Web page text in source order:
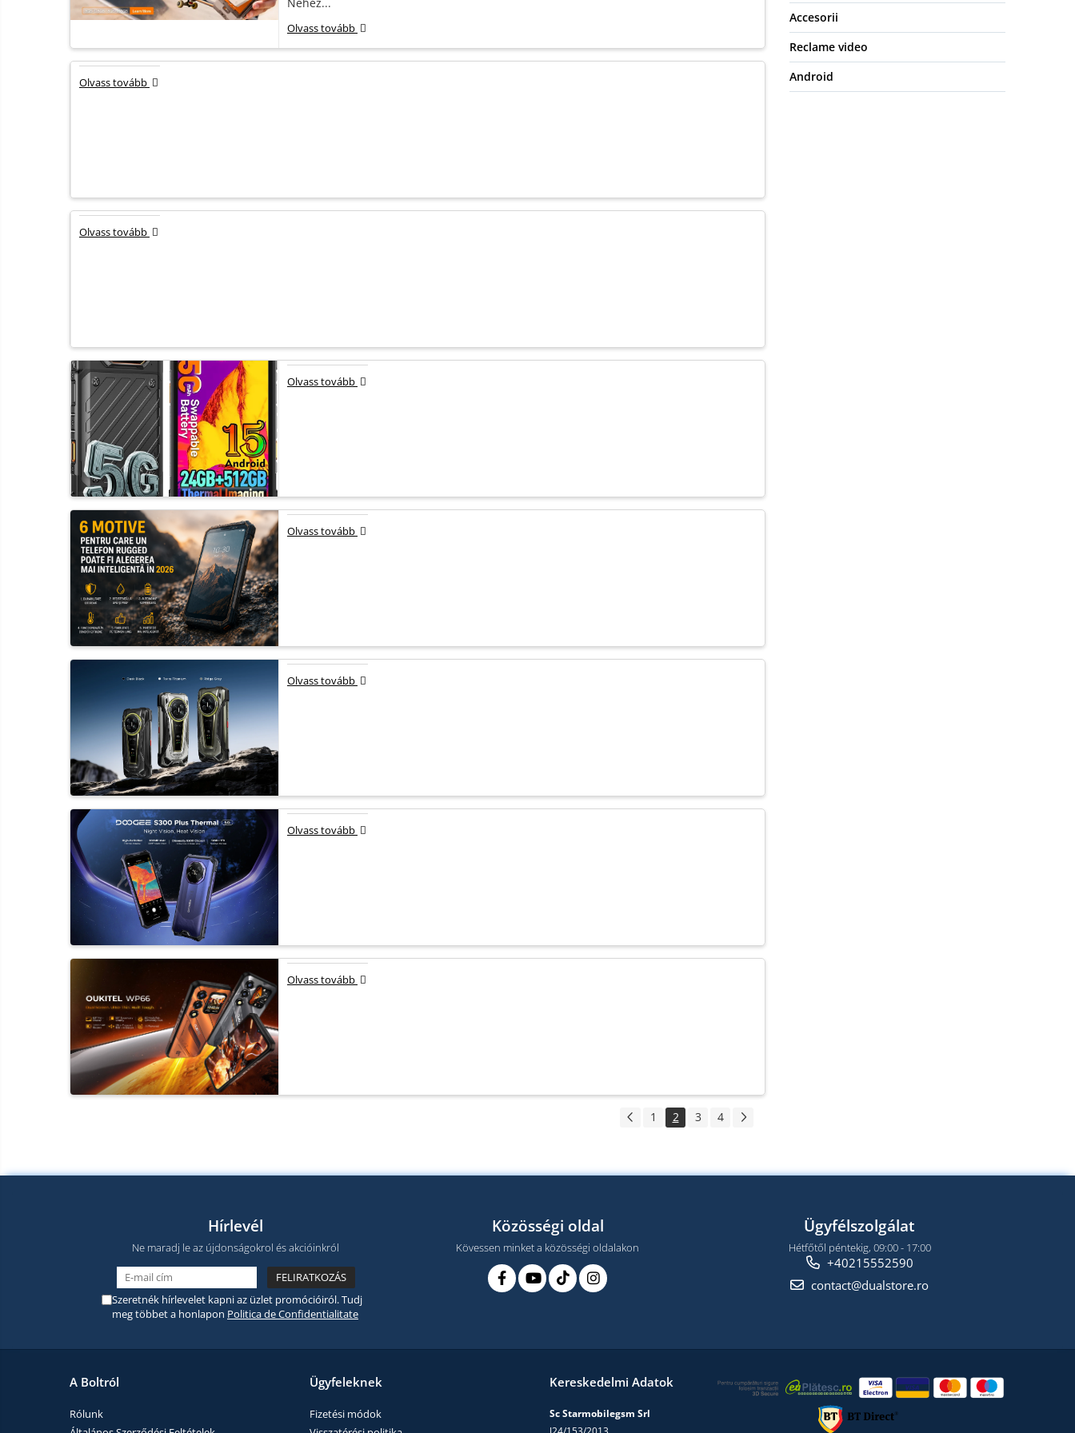
Smart Home
Gadgets tartozék
Kamerás drónok
Vonalkód olvasók
Hordozható elektromos
Miracast
Tartozék
termékek
Érintésmentes
hőmérők
Robotporszívók,
alkatrészek
és
tartozékok
Pótalkatrészek és kiegészítők
Telefon tartozékok
Telefon alkatrészek
Olvass tovább
Olvass tovább
Olvass tovább
Olvass tovább
Olvass tovább
Olvass tovább
Olvass tovább
Olvass tovább
1 2 3 4
Accesorii
Reclame video
Android
Hírlevél
Ne maradj le az újdonságokrol és akcióinkról
Szeretnék hírlevelet kapni az üzlet promócióiról. Tudj
meg többet a honlapon Politica de Confidentialitate
Közösségi oldal
Kövessen minket a közösségi oldalakon
Ügyfélszolgálat
Hétfőtől péntekig, 09:00 - 17:00
+40215552590
contact@dualstore.ro
A Boltról
Rólunk
Ügyfeleknek
Fizetési módok
Kereskedelmi Adatok
Sc Starmobilegsm Srl